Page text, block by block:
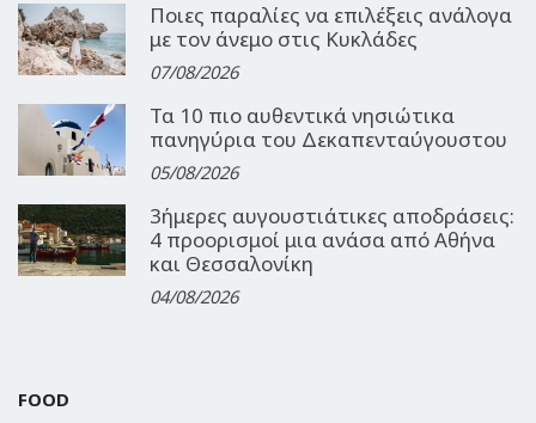
Ποιες παραλίες να επιλέξεις ανάλογα
με τον άνεμο στις Κυκλάδες
07/08/2026
Τα 10 πιο αυθεντικά νησιώτικα
πανηγύρια του Δεκαπενταύγουστου
05/08/2026
3ήμερες αυγουστιάτικες αποδράσεις:
4 προορισμοί μια ανάσα από Αθήνα
και Θεσσαλονίκη
04/08/2026
FOOD